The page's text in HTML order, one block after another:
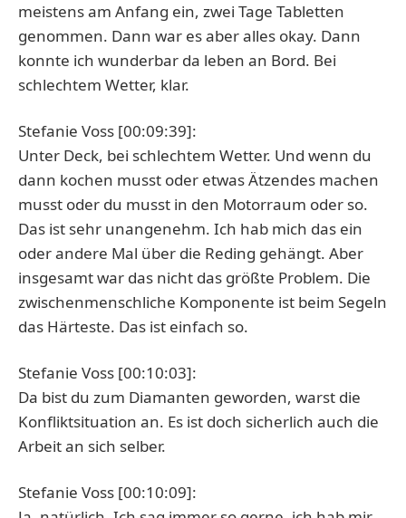
meistens am Anfang ein, zwei Tage Tabletten
genommen. Dann war es aber alles okay. Dann
konnte ich wunderbar da leben an Bord. Bei
schlechtem Wetter, klar.
Stefanie Voss [00:09:39]:
Unter Deck, bei schlechtem Wetter. Und wenn du
dann kochen musst oder etwas Ätzendes machen
musst oder du musst in den Motorraum oder so.
Das ist sehr unangenehm. Ich hab mich das ein
oder andere Mal über die Reding gehängt. Aber
insgesamt war das nicht das größte Problem. Die
zwischenmenschliche Komponente ist beim Segeln
das Härteste. Das ist einfach so.
Stefanie Voss [00:10:03]:
Da bist du zum Diamanten geworden, warst die
Konfliktsituation an. Es ist doch sicherlich auch die
Arbeit an sich selber.
Stefanie Voss [00:10:09]: